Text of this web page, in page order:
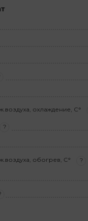
охлаждение, С°
?
обогрев, С° ?